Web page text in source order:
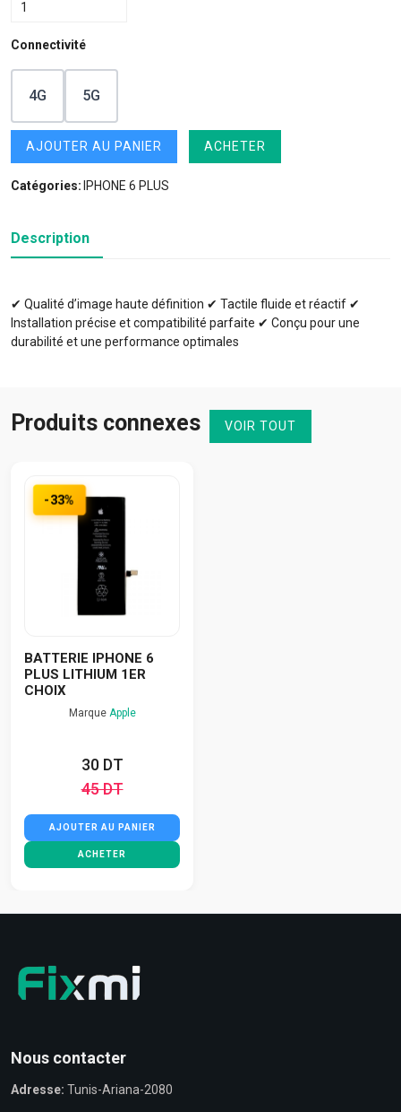
Connectivité
4G 5G
AJOUTER AU PANIER ACHETER
Catégories: IPHONE 6 PLUS
Description
✔ Qualité d’image haute définition ✔ Tactile fluide et réactif ✔
Installation précise et compatibilité parfaite ✔ Conçu pour une
durabilité et une performance optimales
Produits connexes VOIR TOUT
-33%
BATTERIE IPHONE 6
PLUS LITHIUM 1ER
CHOIX
Marque Apple
30 DT
45 DT
AJOUTER AU PANIER
ACHETER
Nous contacter
Adresse: Tunis-Ariana-2080